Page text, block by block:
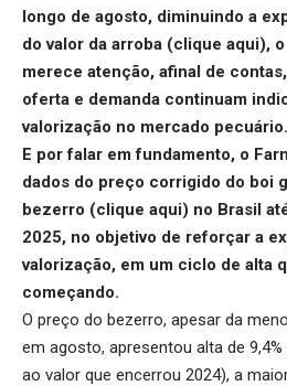
longo de agosto, diminuindo a
do valor da arroba (clique aqui),
merece atenção, afinal de
oferta e demanda continuam
valorização no mercado pecuário.
E por falar em fundamento, o
dados do preço corrigido do boi
bezerro (clique aqui) no Brasil
2025, no objetivo de reforçar a
valorização, em um ciclo de alta
começando.
O preço do bezerro, apesar da
em agosto, apresentou alta de
ao valor que encerrou 2024), a